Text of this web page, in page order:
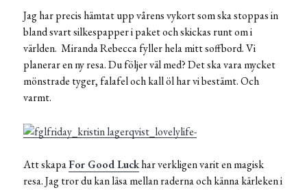
Jag har precis hämtat upp vårens vykort som ska stoppas in
bland svart silkespapper i paket och skickas runt om i
världen. Miranda Rebecca fyller hela mitt soffbord. Vi
planerar en ny resa. Du följer väl med? Det ska vara mycket
mönstrade tyger, falafel och kall öl har vi bestämt. Och
varmt.
Att skapaFor Good Luckhar verkligen varit en magisk
resa. Jag tror du kan läsa mellan raderna och känna kärleken i